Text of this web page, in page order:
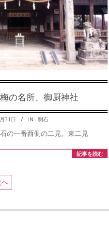
の名所、御厨神社
31日 IN: 明石
の一番西側の二見。東二見
記事を読む
へ